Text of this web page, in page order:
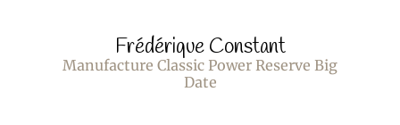
Frédérique Constant
Manufacture Classic Power Reserve Big
Date